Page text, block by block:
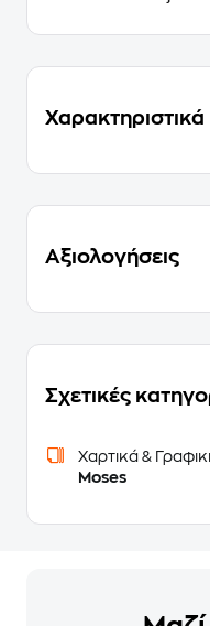
Χαρακτηριστικά
Αξιολογήσεις
Σχετικές
Χαρτικά &
Moses